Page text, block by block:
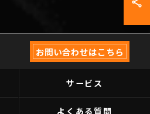
お問い合わせはこちら
サービス
よくある質問